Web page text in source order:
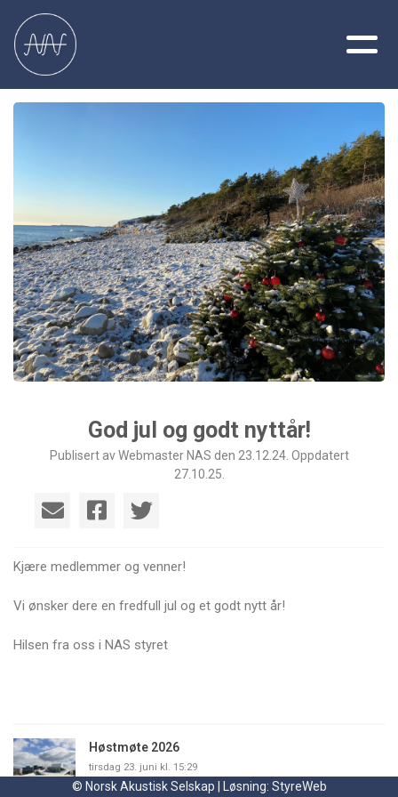
God jul og godt nyttår!
Publisert av Webmaster NAS den 23.12.24. Oppdatert
27.10.25.
Kjære medlemmer og venner!
Vi ønsker dere en fredfull jul og et godt nytt år!
Hilsen fra oss i NAS styret
Høstmøte 2026
tirsdag 23. juni kl. 15:29
© Norsk Akustisk Selskap | Løsning: StyreWeb